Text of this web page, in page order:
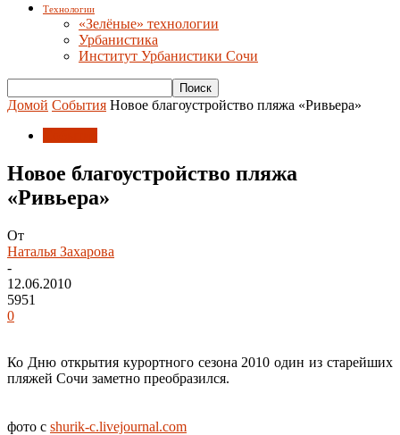
Технологии
«Зелёные» технологии
Урбанистика
Институт Урбанистики Сочи
Домой События Новое благоустройство пляжа «Ривьера»
Новое благоустройство пляжа
«Ривьера»
От
Наталья Захарова
-
12.06.2010
5951
0
Ко Дню открытия курортного сезона 2010 один из старейших
пляжей Сочи заметно преобразился.
фото с shurik-c.livejournal.com